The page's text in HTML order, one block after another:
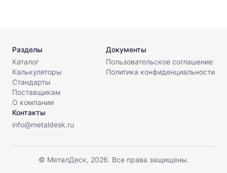
Разделы
Каталог
Калькуляторы
Стандарты
Поставщикам
О компании
Документы
Пользовательское соглашение
Политика конфиденциальности
Контакты
info@metaldesk.ru
© МеталДеск, 2026. Все права защищены.